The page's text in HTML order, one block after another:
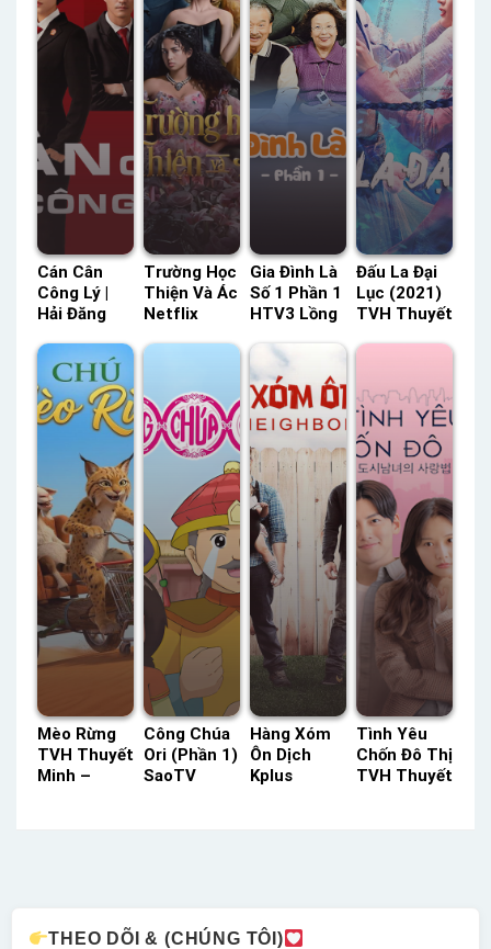
Cán Cân
Công Lý |
Hải Đăng
Lồng Tiếng
– Status:
30 / 30
Lồng Tiếng
Trường Học
Thiện Và Ác
Netflix
– Status:
Tiếng
Gia Đình Là
Số 1 Phần 1
HTV3 Lồng
Status: 166
/ 166 Lồng
Tiếng
Đấu La Đại
Lục (2021)
TVH Thuyết
Status: 40 /
Minh
Mèo Rừng
TVH Thuyết
Minh –
Công Chúa
Ori (Phần 1)
SaoTV
Hàng Xóm
Ôn Dịch
Kplus
Tình Yêu
Chốn Đô Thị
TVH Thuyết
THEO DÕI & (CHÚNG TÔI)